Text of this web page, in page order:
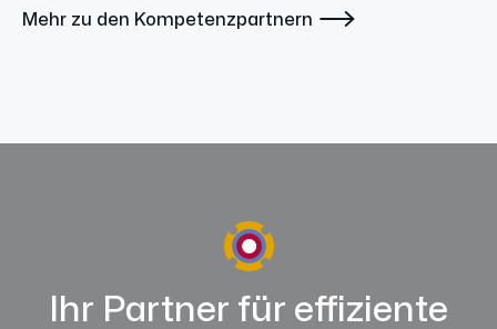
Mehr zu den Kompetenzpartnern 
Ihr Partner für effiziente